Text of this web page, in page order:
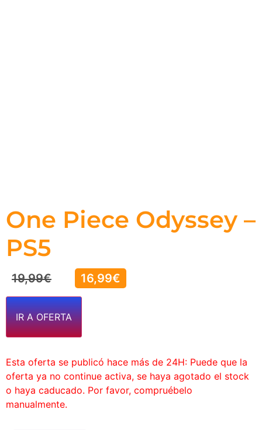
One Piece Odyssey –
PS5
19,99€ 16,99€
IR A OFERTA
Esta oferta se publicó hace más de 24H: Puede que la
oferta ya no continue activa, se haya agotado el stock
o haya caducado. Por favor, compruébelo
manualmente.